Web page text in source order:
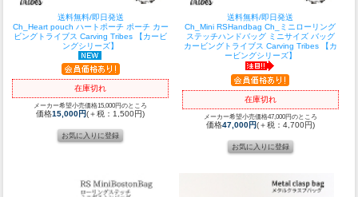
送料無料/即日発送
Ch_Heart pouch ハートポーチ ポーチ カー
ビングトライブス Carving Tribes 【カービ
ングシリーズ】
在庫切れ
メーカー希望小売価格15,000円のところ
価格15,000円(＋税：1,500円)
送料無料/即日発送
Ch_Mini RSHandbag Ch_ミニローリング
ステッチハンドバッグ ミニサイズ バッグ
カービングトライブス Carving Tribes 【カ
ービングシリーズ】
在庫切れ
メーカー希望小売価格47,000円のところ
価格47,000円(＋税：4,700円)